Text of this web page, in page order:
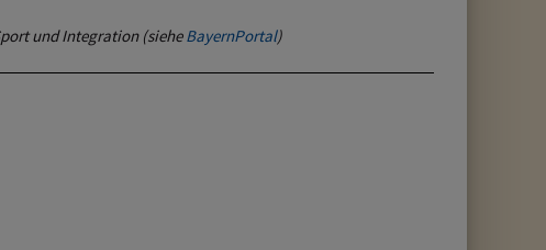
und Integration (sieheBayernPortal)